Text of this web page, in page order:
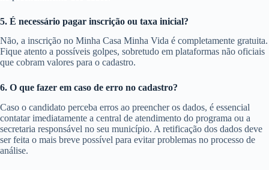
5. É necessário pagar inscrição ou taxa inicial?
Não, a inscrição no Minha Casa Minha Vida é completamente gratuita.
Fique atento a possíveis golpes, sobretudo em plataformas não oficiais
que cobram valores para o cadastro.
6. O que fazer em caso de erro no cadastro?
Caso o candidato perceba erros ao preencher os dados, é essencial
contatar imediatamente a central de atendimento do programa ou a
secretaria responsável no seu município. A retificação dos dados deve
ser feita o mais breve possível para evitar problemas no processo de
análise.